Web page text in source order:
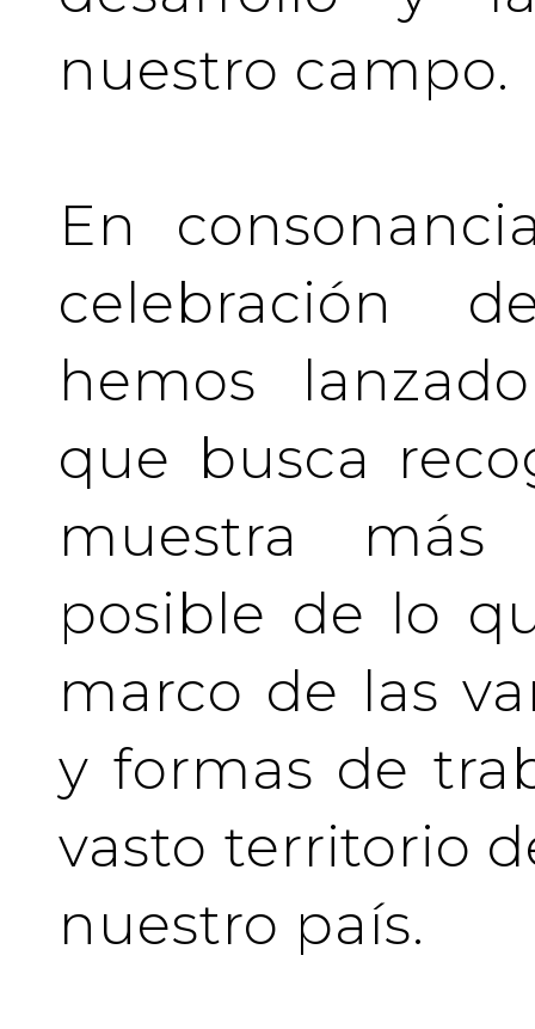
nuestro campo.
En
celebración
hemos
que busca
muestra
posible de lo
marco de las
y formas de
vasto territorio
nuestro país.